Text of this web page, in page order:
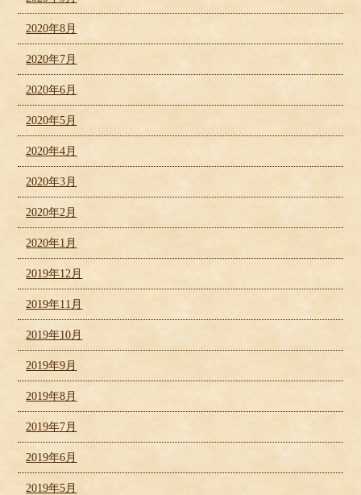
2020年8月
2020年7月
2020年6月
2020年5月
2020年4月
2020年3月
2020年2月
2020年1月
2019年12月
2019年11月
2019年10月
2019年9月
2019年8月
2019年7月
2019年6月
2019年5月